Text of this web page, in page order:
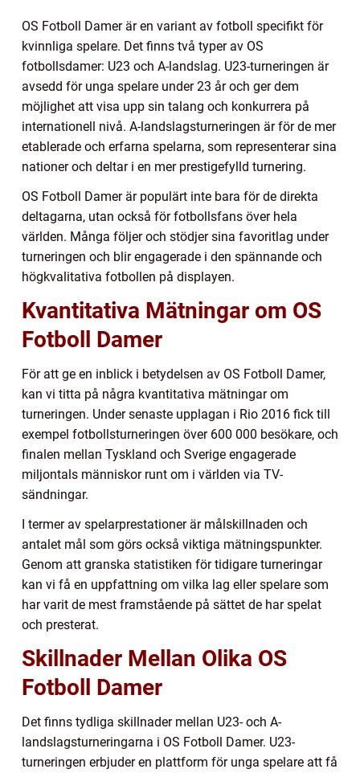
OS Fotboll Damer är en variant av fotboll specifikt för
kvinnliga spelare. Det finns två typer av OS
fotbollsdamer: U23 och A-landslag. U23-turneringen är
avsedd för unga spelare under 23 år och ger dem
möjlighet att visa upp sin talang och konkurrera på
internationell nivå. A-landslagsturneringen är för de mer
etablerade och erfarna spelarna, som representerar sina
nationer och deltar i en mer prestigefylld turnering.
OS Fotboll Damer är populärt inte bara för de direkta
deltagarna, utan också för fotbollsfans över hela
världen. Många följer och stödjer sina favoritlag under
turneringen och blir engagerade i den spännande och
högkvalitativa fotbollen på displayen.
Kvantitativa Mätningar om OS
Fotboll Damer
För att ge en inblick i betydelsen av OS Fotboll Damer,
kan vi titta på några kvantitativa mätningar om
turneringen. Under senaste upplagan i Rio 2016 fick till
exempel fotbollsturneringen över 600 000 besökare, och
finalen mellan Tyskland och Sverige engagerade
miljontals människor runt om i världen via TV-
sändningar.
I termer av spelarprestationer är målskillnaden och
antalet mål som görs också viktiga mätningspunkter.
Genom att granska statistiken för tidigare turneringar
kan vi få en uppfattning om vilka lag eller spelare som
har varit de mest framstående på sättet de har spelat
och presterat.
Skillnader Mellan Olika OS
Fotboll Damer
Det finns tydliga skillnader mellan U23- och A-
landslagsturneringarna i OS Fotboll Damer. U23-
turneringen erbjuder en plattform för unga spelare att få